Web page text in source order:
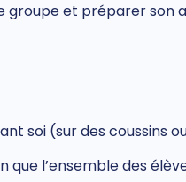
groupe et préparer son
soi (sur des coussins
l’ensemble des